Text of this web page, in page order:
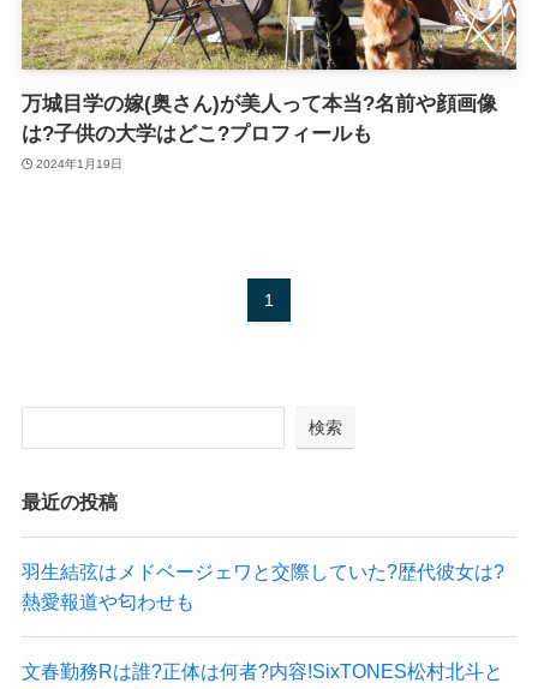
万城目学の嫁(奥さん)が美人って本当?名前や顔画像
は?子供の大学はどこ?プロフィールも
2024年1月19日
1
検索
最近の投稿
羽生結弦はメドベージェワと交際していた?歴代彼女は?
熱愛報道や匂わせも
文春勤務Rは誰?正体は何者?内容!SixTONES松村北斗と